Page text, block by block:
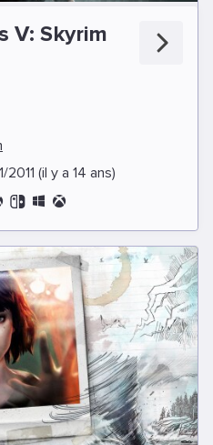
V: Skyrim
2011 (il y a 14 ans)